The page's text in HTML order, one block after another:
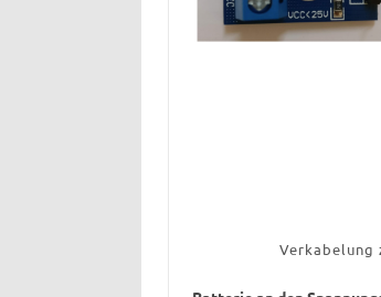
Verkabelung